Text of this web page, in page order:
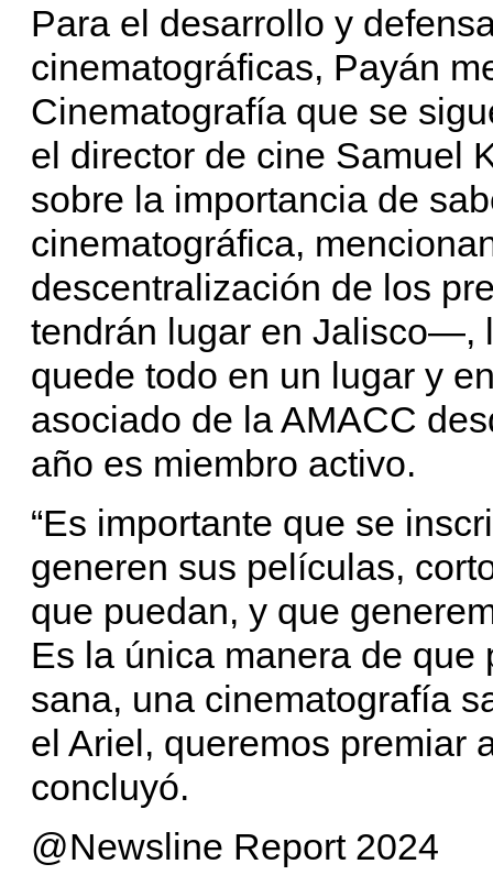
Para el desarrollo y
cinematográficas, Payán
Cinematografía que se
el director de cine Samuel
sobre la importancia de
cinematográfica,
descentralización de los
tendrán lugar en Jalisco—,
quede todo en un lugar y
asociado de la AMACC
año es miembro activo.
“Es importante que se
generen sus películas,
que puedan, y que
Es la única manera de
sana, una cinematografía
el Ariel, queremos premiar
concluyó.
@Newsline Report 2024